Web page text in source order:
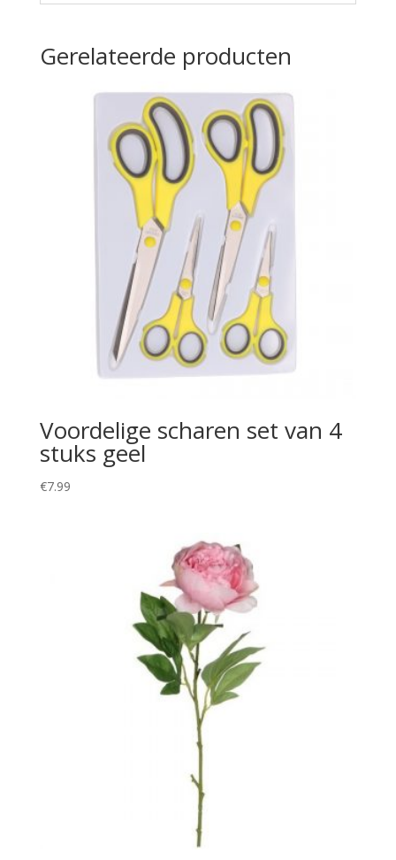
Gerelateerde producten
Voordelige scharen set van 4
stuks geel
€7.99